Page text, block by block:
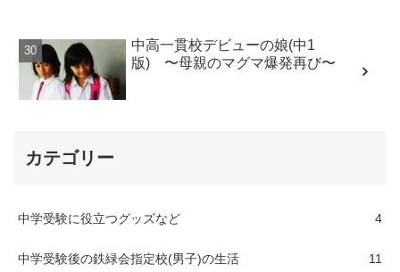
中高一貫校デビューの娘(中1
版) 〜母親のマグマ爆発再び〜
カテゴリー
中学受験に役立つグッズなど 4
中学受験後の鉄緑会指定校(男子)の生活 11